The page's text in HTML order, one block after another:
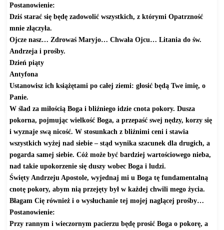
Postanowienie:
Dziś starać się będę zadowolić wszystkich, z którymi Opatrzność
mnie złączyła.
Ojcze nasz… Zdrowaś Maryjo… Chwała Ojcu… Litania do św.
Andrzeja i prośby.
Dzień piąty
Antyfona
Ustanowisz ich książętami po całej ziemi: głosić będą Twe imię, o
Panie.
W ślad za miłością Boga i bliźniego idzie cnota pokory. Dusza
pokorna, pojmując wielkość Boga, a przepaść swej nędzy, korzy się
i wyznaje swą nicość. W stosunkach z bliźnimi ceni i stawia
wszystkich wyżej nad siebie – stąd wynika szacunek dla drugich, a
pogarda samej siebie. Cóż może być bardziej wartościowego nieba,
nad takie upokorzenie się duszy wobec Boga i ludzi.
Święty Andrzeju Apostole, wyjednaj mi u Boga tę fundamentalną
cnotę pokory, abym nią przejęty był w każdej chwili mego życia.
Błagam Cię również i o wysłuchanie tej mojej naglącej prośby…
Postanowienie:
Przy rannym i wieczornym pacierzu będę prosić Boga o pokorę, a